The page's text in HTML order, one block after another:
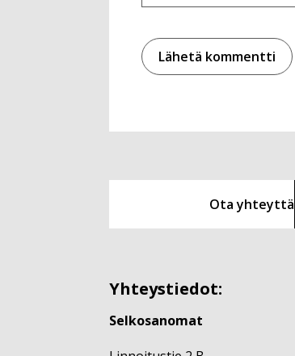
Ota yhteyttä
Yhteystiedot:
Selkosanomat